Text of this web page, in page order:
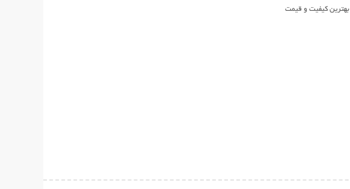
بهترین کیفیت و قیمت